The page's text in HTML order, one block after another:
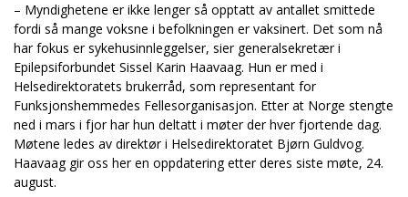
– Myndighetene er ikke lenger så opptatt av antallet smittede
fordi så mange voksne i befolkningen er vaksinert. Det som nå
har fokus er sykehusinnleggelser, sier generalsekretær i
Epilepsiforbundet Sissel Karin Haavaag. Hun er med i
Helsedirektoratets brukerråd, som representant for
Funksjonshemmedes Fellesorganisasjon. Etter at Norge stengte
ned i mars i fjor har hun deltatt i møter der hver fjortende dag.
Møtene ledes av direktør i Helsedirektoratet Bjørn Guldvog.
Haavaag gir oss her en oppdatering etter deres siste møte, 24.
august.